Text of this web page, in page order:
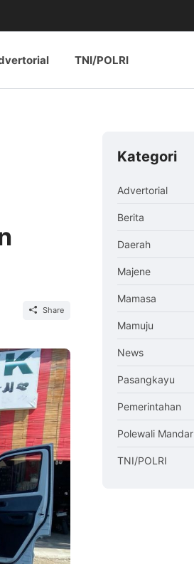
TNI/POLRI
Share
Kategori
Advertorial
Berita
Daerah
Majene
Mamasa
Mamuju
News
Pasangkayu
Pemerintahan
Polewali Mandar
TNI/POLRI